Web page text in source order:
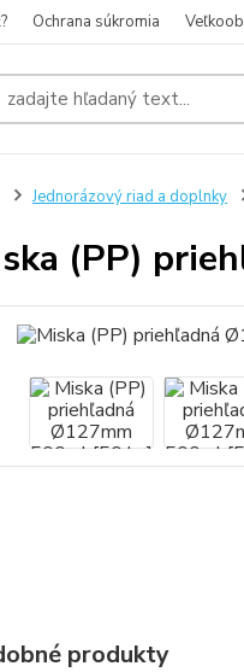
Ochrana súkromia
Jednorázový riad a doplnky
(PP)
produkty